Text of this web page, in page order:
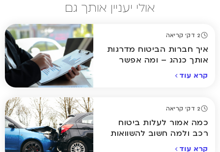
אולי יעניין אותך גם
2 דק' קריאה
איך חברות הביטוח מדרגות
אותך כנהג – ומה אפשר
קרא עוד
2 דק' קריאה
כמה אמור לעלות ביטוח
רכב ולמה חשוב להשוואות
קרא עוד